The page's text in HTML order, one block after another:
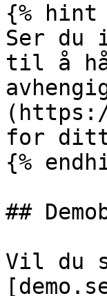
{%
Ser du
til å
for ditt
{%
##
Vil du